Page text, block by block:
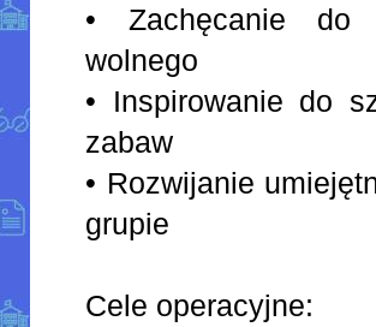
• Zachęcanie do
wolnego
• Inspirowanie do
zabaw
• Rozwijanie
grupie
Cele operacyjne: